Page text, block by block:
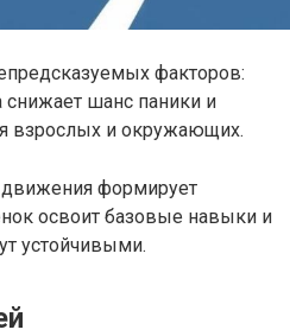
факторов:
шанс паники и
взрослых и окружающих.
формирует
освоит базовые навыки и
устойчивыми.